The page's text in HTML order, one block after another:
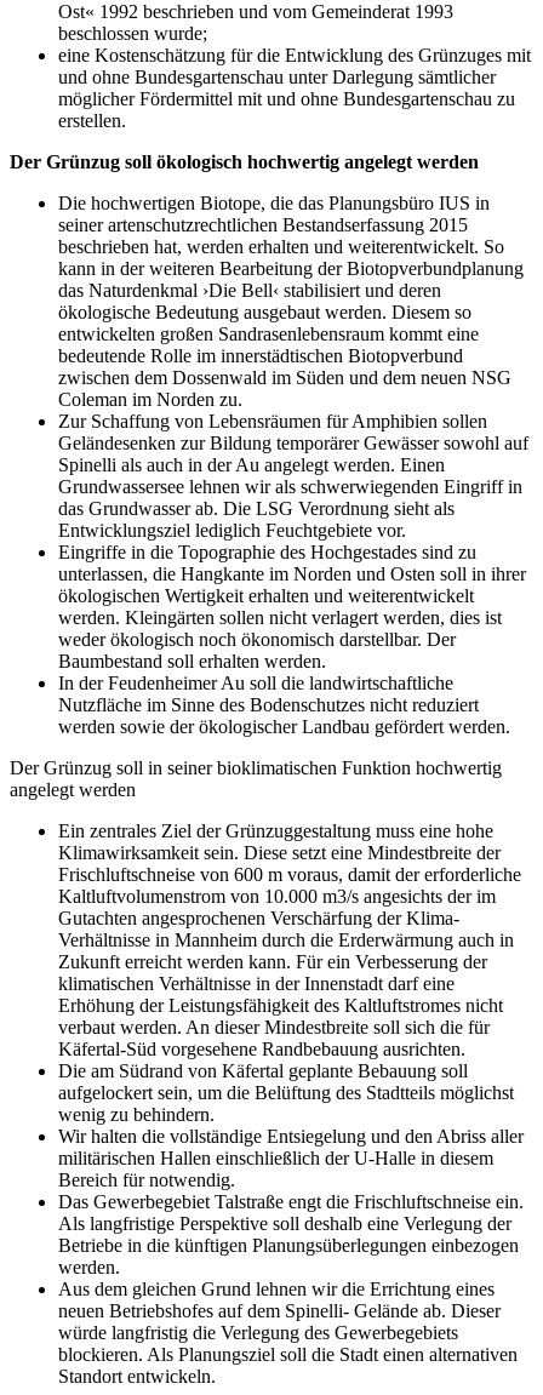
Ost« 1992 beschrieben und vom Gemeinderat 1993
beschlossen wurde;
eine Kostenschätzung für die Entwicklung des Grünzuges mit
und ohne Bundesgartenschau unter Darlegung sämtlicher
möglicher Fördermittel mit und ohne Bundesgartenschau zu
erstellen.
Der Grünzug soll ökologisch hochwertig angelegt werden
Die hochwertigen Biotope, die das Planungsbüro IUS in
seiner artenschutzrechtlichen Bestandserfassung 2015
beschrieben hat, werden erhalten und weiterentwickelt. So
kann in der weiteren Bearbeitung der Biotopverbundplanung
das Naturdenkmal ›Die Bell‹ stabilisiert und deren
ökologische Bedeutung ausgebaut werden. Diesem so
entwickelten großen Sandrasenlebensraum kommt eine
bedeutende Rolle im innerstädtischen Biotopverbund
zwischen dem Dossenwald im Süden und dem neuen NSG
Coleman im Norden zu.
Zur Schaffung von Lebensräumen für Amphibien sollen
Geländesenken zur Bildung temporärer Gewässer sowohl auf
Spinelli als auch in der Au angelegt werden. Einen
Grundwassersee lehnen wir als schwerwiegenden Eingriff in
das Grundwasser ab. Die LSG Verordnung sieht als
Entwicklungsziel lediglich Feuchtgebiete vor.
Eingriffe in die Topographie des Hochgestades sind zu
unterlassen, die Hangkante im Norden und Osten soll in ihrer
ökologischen Wertigkeit erhalten und weiterentwickelt
werden. Kleingärten sollen nicht verlagert werden, dies ist
weder ökologisch noch ökonomisch darstellbar. Der
Baumbestand soll erhalten werden.
In der Feudenheimer Au soll die landwirtschaftliche
Nutzfläche im Sinne des Bodenschutzes nicht reduziert
werden sowie der ökologischer Landbau gefördert werden.
Der Grünzug soll in seiner bioklimatischen Funktion hochwertig
angelegt werden
Ein zentrales Ziel der Grünzuggestaltung muss eine hohe
Klimawirksamkeit sein. Diese setzt eine Mindestbreite der
Frischluftschneise von 600 m voraus, damit der erforderliche
Kaltluftvolumenstrom von 10.000 m3/s angesichts der im
Gutachten angesprochenen Verschärfung der Klima-
Verhältnisse in Mannheim durch die Erderwärmung auch in
Zukunft erreicht werden kann. Für ein Verbesserung der
klimatischen Verhältnisse in der Innenstadt darf eine
Erhöhung der Leistungsfähigkeit des Kaltluftstromes nicht
verbaut werden. An dieser Mindestbreite soll sich die für
Käfertal-Süd vorgesehene Randbebauung ausrichten.
Die am Südrand von Käfertal geplante Bebauung soll
aufgelockert sein, um die Belüftung des Stadtteils möglichst
wenig zu behindern.
Wir halten die vollständige Entsiegelung und den Abriss aller
militärischen Hallen einschließlich der U-Halle in diesem
Bereich für notwendig.
Das Gewerbegebiet Talstraße engt die Frischluftschneise ein.
Als langfristige Perspektive soll deshalb eine Verlegung der
Betriebe in die künftigen Planungsüberlegungen einbezogen
werden.
Aus dem gleichen Grund lehnen wir die Errichtung eines
neuen Betriebshofes auf dem Spinelli- Gelände ab. Dieser
würde langfristig die Verlegung des Gewerbegebiets
blockieren. Als Planungsziel soll die Stadt einen alternativen
Standort entwickeln.